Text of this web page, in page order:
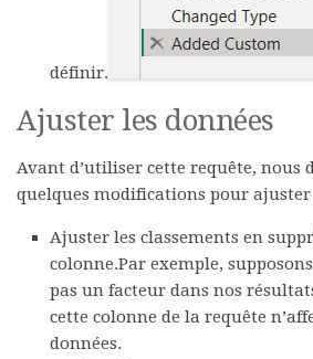
définir.
Ajuster les données
Avant d’utiliser cette requête, nous
quelques modifications pour ajuster
Ajuster les classements en
colonne.Par exemple,
pas un facteur dans nos
cette colonne de la requête
données.